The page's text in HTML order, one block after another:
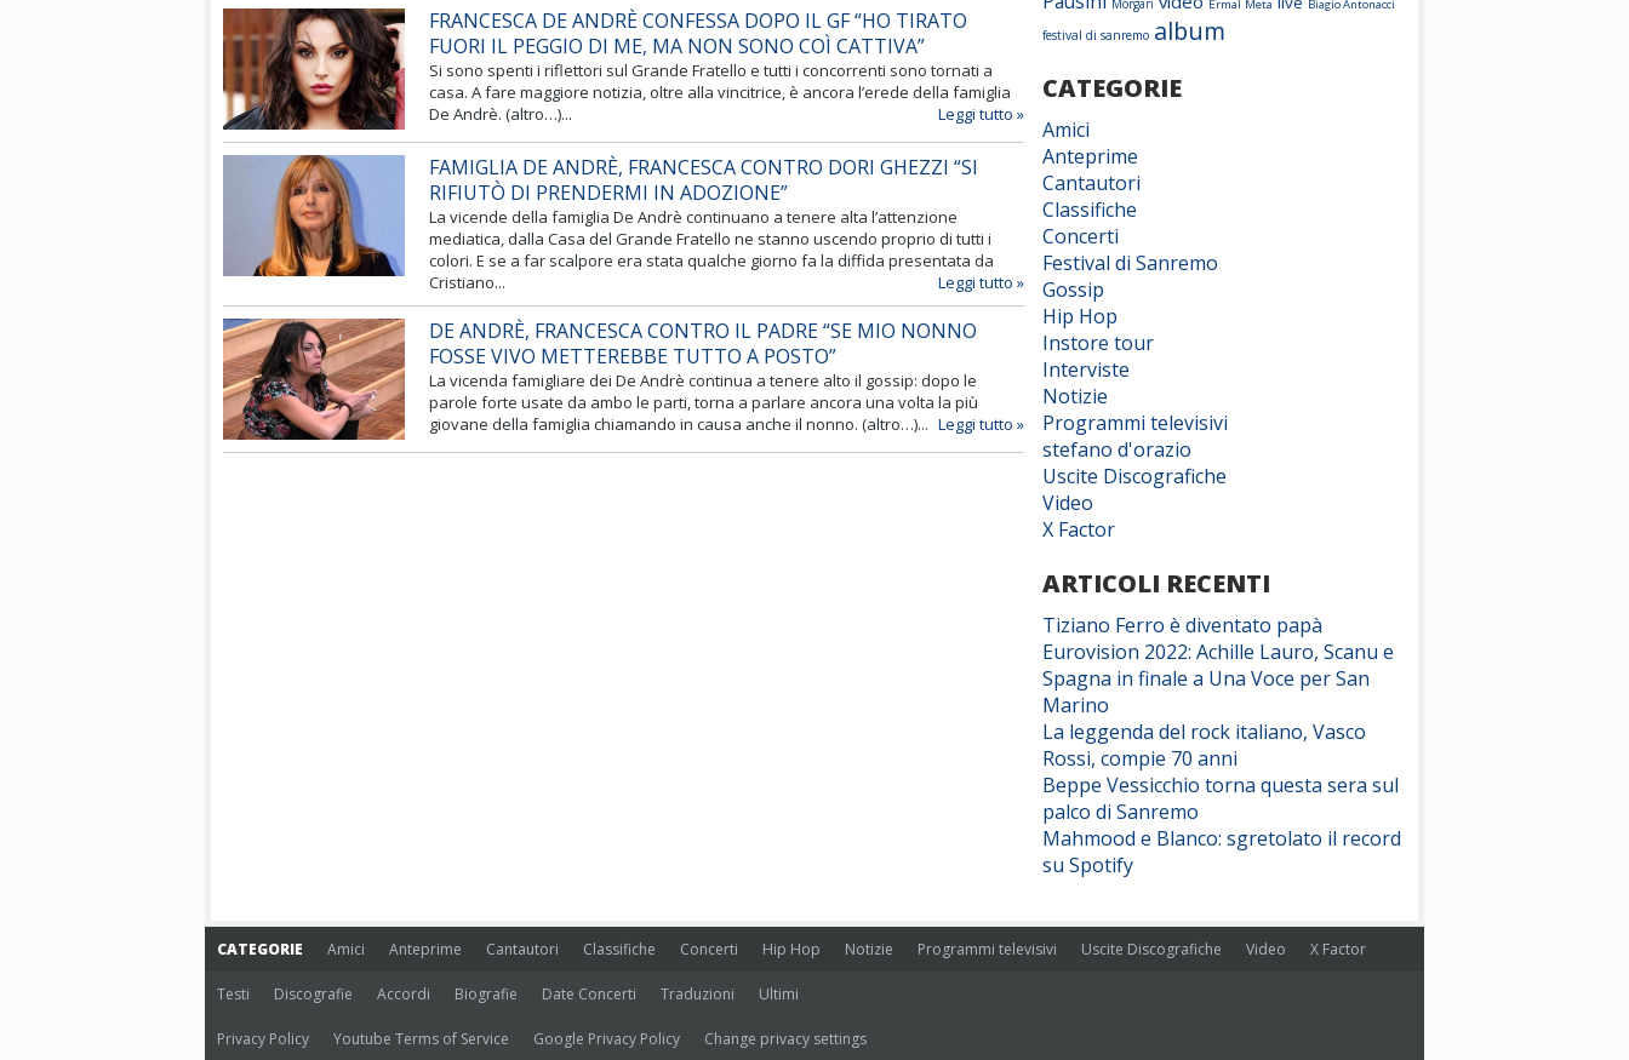
FRANCESCA DE ANDRÈ CONFESSA DOPO IL GF “HO TIRATO
FUORI IL PEGGIO DI ME, MA NON SONO COÌ CATTIVA”
Si sono spenti i riflettori sul Grande Fratello e tutti i concorrenti sono tornati a
casa. A fare maggiore notizia, oltre alla vincitrice, è ancora l’erede della famiglia
De Andrè. (altro…)...
Leggi tutto »
FAMIGLIA DE ANDRÈ, FRANCESCA CONTRO DORI GHEZZI “SI
RIFIUTÒ DI PRENDERMI IN ADOZIONE”
La vicende della famiglia De Andrè continuano a tenere alta l’attenzione
mediatica, dalla Casa del Grande Fratello ne stanno uscendo proprio di tutti i
colori. E se a far scalpore era stata qualche giorno fa la diffida presentata da
Cristiano...
Leggi tutto »
DE ANDRÈ, FRANCESCA CONTRO IL PADRE “SE MIO NONNO
FOSSE VIVO METTEREBBE TUTTO A POSTO”
La vicenda famigliare dei De Andrè continua a tenere alto il gossip: dopo le
parole forte usate da ambo le parti, torna a parlare ancora una volta la più
giovane della famiglia chiamando in causa anche il nonno. (altro…)... Leggi tutto »
Morgan Ermal Meta Biagio Antonacci
festival di sanremo album
CATEGORIE
Amici
Anteprime
Cantautori
Classifiche
Concerti
Festival di Sanremo
Gossip
Hip Hop
Instore tour
Interviste
Notizie
Programmi televisivi
stefano d'orazio
Uscite Discografiche
Video
X Factor
ARTICOLI RECENTI
Tiziano Ferro è diventato papà
Eurovision 2022: Achille Lauro, Scanu e
Spagna in finale a Una Voce per San
Marino
La leggenda del rock italiano, Vasco
Rossi, compie 70 anni
Beppe Vessicchio torna questa sera sul
palco di Sanremo
Mahmood e Blanco: sgretolato il record
su Spotify
CATEGORIE Amici Anteprime Cantautori Classifiche Concerti Hip Hop Notizie Programmi televisivi Uscite Discografiche Video X Factor
Testi Discografie Accordi Biografie Date Concerti Traduzioni Ultimi
Privacy Policy Youtube Terms of Service Google Privacy Policy Change privacy settings